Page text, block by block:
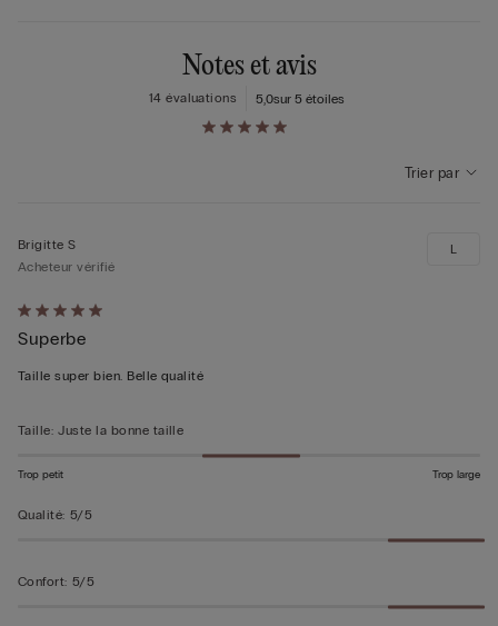
Notes et avis
5,0sur 5 étoiles
14 évaluations
Trier par
Évalué
5sur 5
Brigitte S
Acheteur vérifié
Superbe
Taille super bien. Belle qualité
L
Taille: Juste la bonne taille
Trop petit Trop large
Qualité: 5/5
Confort: 5/5